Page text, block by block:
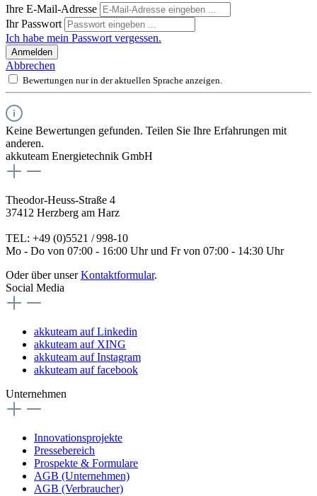
Ihre E-Mail-Adresse
Ihr Passwort
Ich habe mein Passwort vergessen.
Anmelden
Abbrechen
Bewertungen nur in der aktuellen Sprache anzeigen.
Keine Bewertungen gefunden. Teilen Sie Ihre Erfahrungen mit
anderen.
akkuteam Energietechnik GmbH
Theodor-Heuss-Straße 4
37412 Herzberg am Harz
TEL: +49 (0)5521 / 998-10
Mo - Do von 07:00 - 16:00 Uhr und Fr von 07:00 - 14:30 Uhr
Oder über unserKontaktformular.
Social Media
akkuteam auf Linkedin
akkuteam auf XING
akkuteam auf Instagram
akkuteam auf facebook
Unternehmen
Innovationsprojekte
Pressebereich
Prospekte & Formulare
AGB (Unternehmen)
AGB (Verbraucher)